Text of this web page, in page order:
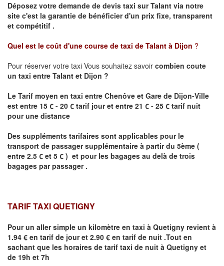
Déposez votre demande de devis taxi surTalant via notre
site c'est la garantie de bénéficier d'un prix fixe, transparent
et compétitif .
Quel est le coût d'une course de taxi de Talant à Dijon ?
Pour réserver votre taxi Vous souhaitez savoir combien coute
un taxi entre Talant et Dijon ?
Le Tarif moyen en taxi entre Chenôve et Gare de Dijon-Ville
est entre 15 € - 20 € tarif jour et entre 21 € - 25 € tarif nuit
pour une distance
Des suppléments tarifaires sont applicables pour le
transport de passager supplémentaire à partir du 5ème (
entre 2.5 € et 5 € ) et pour les bagages au delà de trois
bagages par passager .
TARIF TAXI QUETIGNY
Pour un aller simple un kilomètre en taxi à Quetigny revient à
1.94 € en tarif de jour et 2.90 € en tarif de nuit .Tout en
sachant que les horaires de tarif taxi de nuit à Quetigny et
de 19h et 7h